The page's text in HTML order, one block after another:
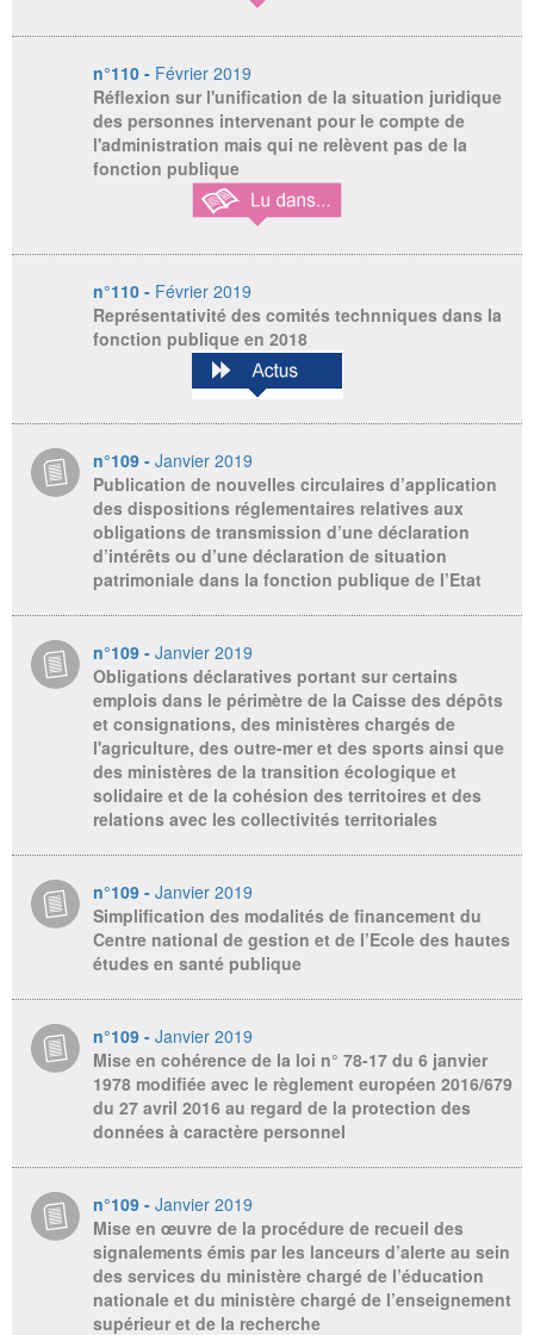
n°110 - Février 2019
Réflexion sur l'unification de la situation juridique
des personnes intervenant pour le compte de
l'administration mais qui ne relèvent pas de la
fonction publique
n°110 - Février 2019
Représentativité des comités technniques dans la
fonction publique en 2018
n°109 - Janvier 2019
Publication de nouvelles circulaires d’application
des dispositions réglementaires relatives aux
obligations de transmission d’une déclaration
d’intérêts ou d’une déclaration de situation
patrimoniale dans la fonction publique de l’Etat
n°109 - Janvier 2019
Obligations déclaratives portant sur certains
emplois dans le périmètre de la Caisse des dépôts
et consignations, des ministères chargés de
l'agriculture, des outre-mer et des sports ainsi que
des ministères de la transition écologique et
solidaire et de la cohésion des territoires et des
relations avec les collectivités territoriales
n°109 - Janvier 2019
Simplification des modalités de financement du
Centre national de gestion et de l’Ecole des hautes
études en santé publique
n°109 - Janvier 2019
Mise en cohérence de la loi n° 78-17 du 6 janvier
1978 modifiée avec le règlement européen 2016/679
du 27 avril 2016 au regard de la protection des
données à caractère personnel
n°109 - Janvier 2019
Mise en œuvre de la procédure de recueil des
signalements émis par les lanceurs d’alerte au sein
des services du ministère chargé de l’éducation
nationale et du ministère chargé de l’enseignement
supérieur et de la recherche